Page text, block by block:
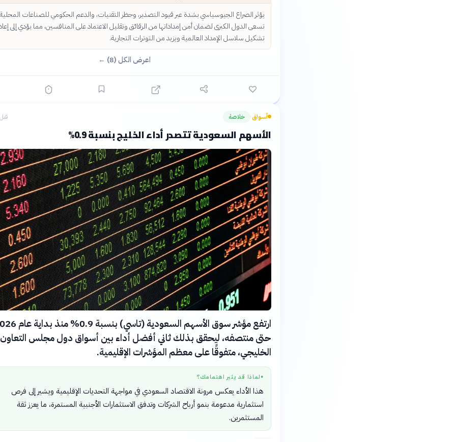
يؤثر الصراع الجيوسياسي بشدة عبر قيود التصدير، وحظر التقنيات، والدعم الحكومي للصناعات
تسعى الدول الكبرى لضمان أمن إمداداتها من الرقائق وتقليل الاعتماد على المنافسين، مما يؤدي إلى
تشكيل سلاسل الإمداد العالمية ويزيد من التوترات التجارية.
اعرض الكل (8) ←
أسواق› خلاصة قبل 4
الأسهم السعودية تتصدر أداء الخليج بنسبة 0.9%
ارتفع مؤشر سوق الأسهم السعودية (تاسي)
حتى منتصفه، ليحقق بذلك ثاني أفضل أداء بين أسواق دول مجلس التعاون
الخليجي، متفوقًا على معظم المؤشرات الإقليمية.
● لماذا قد يثير اهتمامك؟
هذا الأداء يعكس مرونة الاقتصاد السعودي في مواجهة التحديات الإقليمية ويشير إلى فرص
استثمارية مدعومة بنمو أرباح الشركات وتدفق الاستثمارات الأجنبية المستمرة، ما يعزز ثقة
المستثمرين.